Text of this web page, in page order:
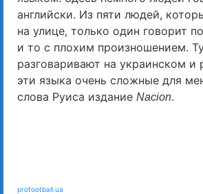
английски. Из пяти людей,
на улице, только один говорит
и то с плохим произношением.
разговаривают на украинском и
эти языка очень сложные для
слова Руиса издание Nacion.
profootball.ua